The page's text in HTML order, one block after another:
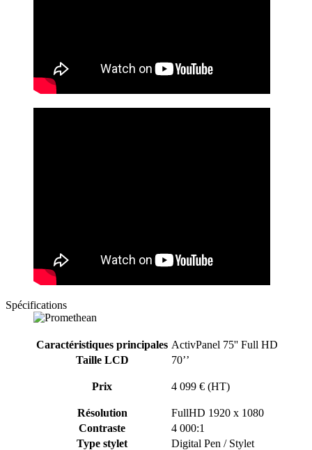
Spécifications
Caractéristiques principales ActivPanel 75'' Full HD
Taille LCD
70’’
Prix 4 099 € (HT)
Résolution
FullHD 1920 x 1080
Contraste
4 000:1
Type stylet
Digital Pen / Stylet